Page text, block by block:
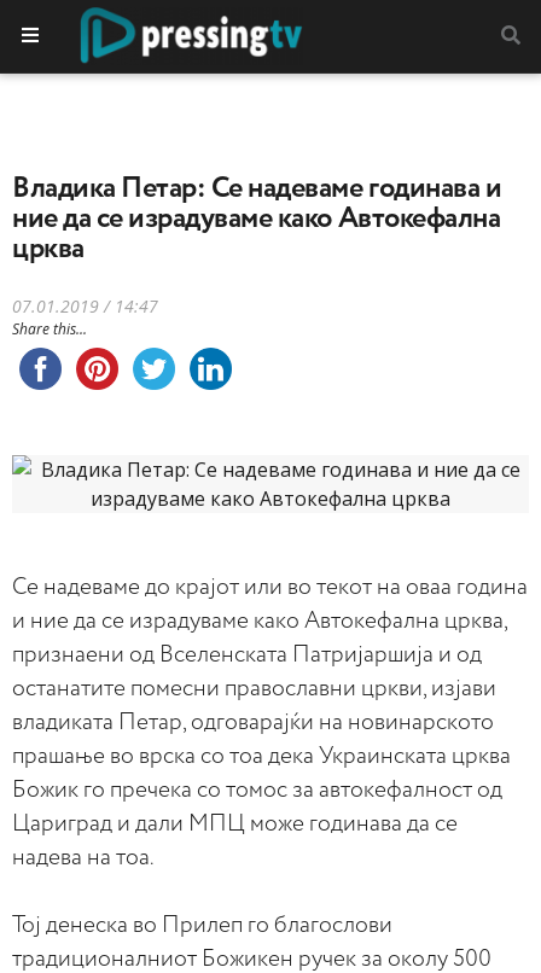
Владика Петар: Се надеваме годинава и
ние да се израдуваме како Автокефална
црква
07.01.2019 / 14:47
Share this...
Се надеваме до крајот или во текот на оваа година
и ние да се израдуваме како Автокефална црква,
признаени од Вселенската Патријаршија и од
останатите помесни православни цркви, изјави
владиката Петар, одговарајќи на новинарското
прашање во врска со тоа дека Украинската црква
Божик го пречека со томос за автокефалност од
Цариград и дали МПЦ може годинава да се
надева на тоа.
Тој денеска во Прилеп го благослови
традиционалниот Божикен ручек за околу 500